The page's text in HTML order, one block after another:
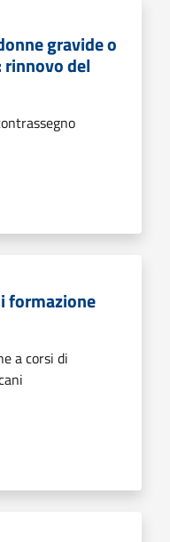
gravide o
del
formazione
a corsi di